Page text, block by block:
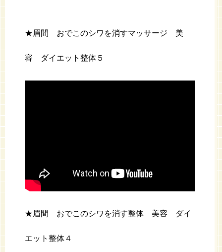
★眉間 おでこのシワを消すマッサージ 美
容 ダイエット整体５
★眉間 おでこのシワを消す整体 美容 ダイ
エット整体４